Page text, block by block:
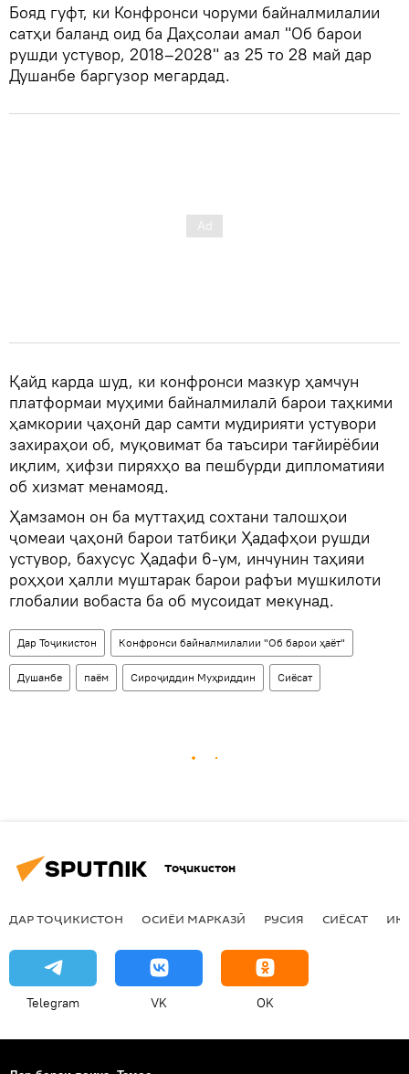
Бояд гуфт, ки Конфронси чоруми байналмилалии
сатҳи баланд оид ба Даҳсолаи амал "Об барои
рушди устувор, 2018–2028" аз 25 то 28 май дар
Душанбе баргузор мегардад.
Қайд карда шуд, ки конфронси мазкур ҳамчун
платформаи муҳими байналмилалӣ барои таҳкими
ҳамкории ҷаҳонӣ дар самти мудирияти устувори
захираҳои об, муқовимат ба таъсири тағйирёбии
иқлим, ҳифзи пиряхҳо ва пешбурди дипломатияи
об хизмат менамояд.
Ҳамзамон он ба муттаҳид сохтани талошҳои
ҷомеаи ҷаҳонӣ барои татбиқи Ҳадафҳои рушди
устувор, бахусус Ҳадафи 6-ум, инчунин таҳияи
роҳҳои ҳалли муштарак барои рафъи мушкилоти
глобалии вобаста ба об мусоидат мекунад.
Дар Тоҷикистон Конфронси байналмилалии "Об барои ҳаёт"
Душанбе паём Сироҷиддин Муҳриддин Сиёсат
Тоҷикистон
ДАР ТОҶИКИСТОН ОСИЁИ МАРКАЗӢ РУСИЯ СИЁСАТ
Telegram VK OK